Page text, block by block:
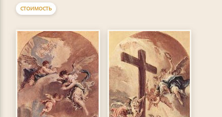
СТОИМОСТЬ